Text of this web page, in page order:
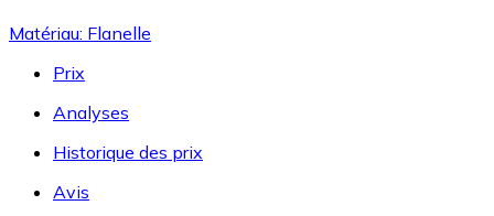
Matériau: Flanelle
Prix
Analyses
Historique des prix
Avis